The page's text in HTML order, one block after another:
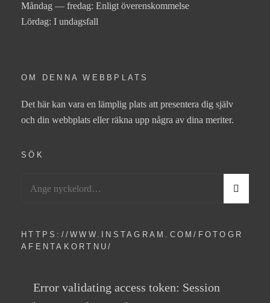
Måndag — fredag: Enligt överenskommelse
Lördag: I undagsfall
OM DENNA WEBBPLATS
Det här kan vara en lämplig plats att presentera dig själv
och din webbplats eller räkna upp några av dina meriter.
SÖK
HTTPS://WWW.INSTAGRAM.COM/FOTOGR
AFENTAKORTNU/
Error validating access token: Session